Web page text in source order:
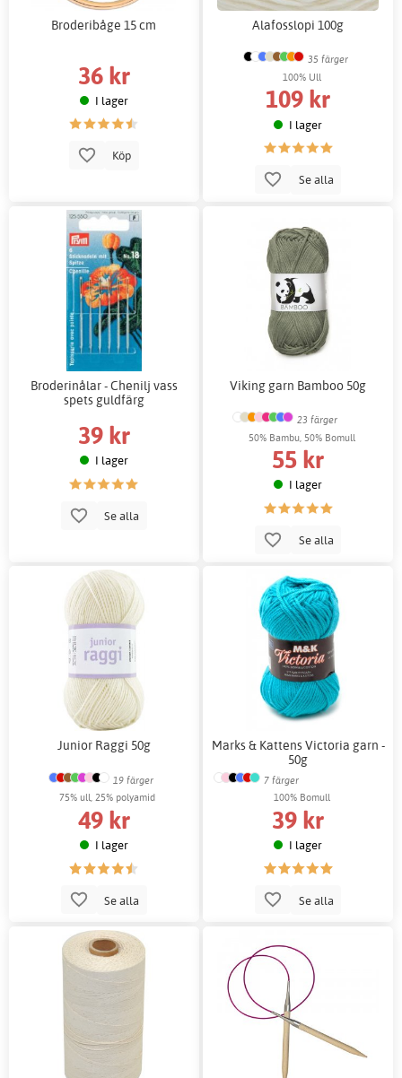
Broderibåge 15 cm
36 kr
I lager
Köp
Alafosslopi 100g
35 färger
100% Ull
109 kr
I lager
Se alla
Broderinålar - Chenilj vass
spets guldfärg
39 kr
I lager
Se alla
Viking garn Bamboo 50g
23 färger
50% Bambu, 50% Bomull
55 kr
I lager
Se alla
Junior Raggi 50g
19 färger
75% ull, 25% polyamid
49 kr
I lager
Se alla
Marks & Kattens Victoria garn -
50g
7 färger
100% Bomull
39 kr
I lager
Se alla